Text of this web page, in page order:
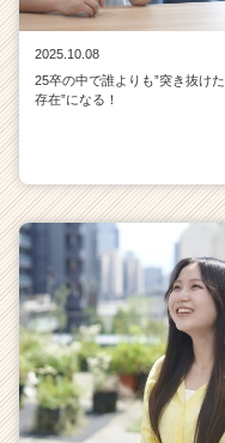
2025.10.08
25卒の中で誰よりも”突き抜けた
存在”になる！